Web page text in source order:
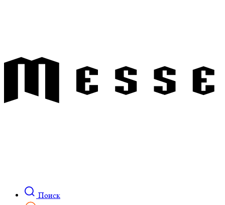
Поиск